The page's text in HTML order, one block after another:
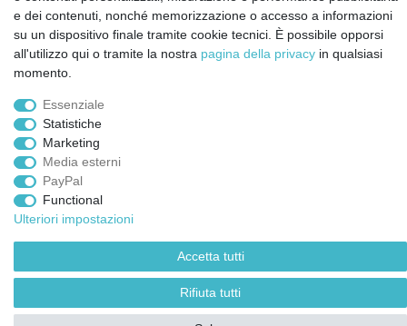
Montessori.
Informazioni settimanali gratuite
Confermo di aver preso visione della:
in qualsiasi momento.
e dei contenuti, nonché memorizzazione o accesso a informazioni
su un dispositivo finale tramite cookie tecnici. È possibile opporsi
all'utilizzo qui o tramite la nostra pagina della privacy in qualsiasi
momento.
Essenziale
Statistiche
Marketing
Media esterni
PayPal
Functional
Ulteriori impostazioni
Accetta tutti
Rifiuta tutti